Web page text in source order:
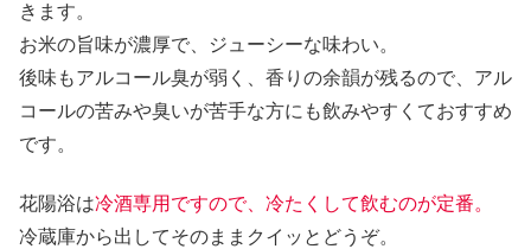
きます。
お米の旨味が濃厚で、ジューシーな味わい。
後味もアルコール臭が弱く、香りの余韻が残るので、アル
コールの苦みや臭いが苦手な方にも飲みやすくておすすめ
です。
花陽浴は冷酒専用ですので、冷たくして飲むのが定番。
冷蔵庫から出してそのままクイッとどうぞ。